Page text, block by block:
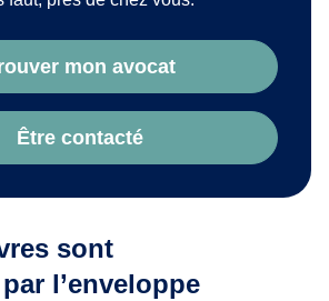
mon avocat
Être contacté
sont
l’enveloppe